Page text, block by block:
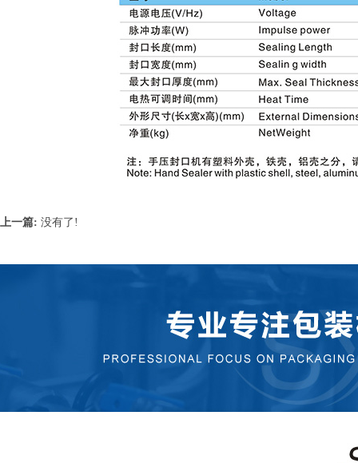
上一篇: 没有了!